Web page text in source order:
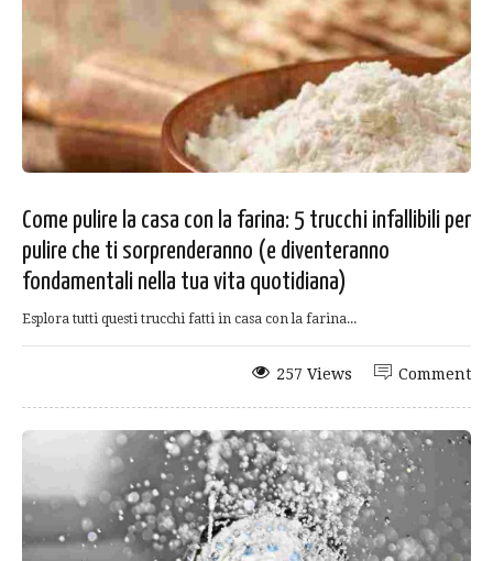
Come pulire la casa con la farina: 5 trucchi infallibili per
pulire che ti sorprenderanno (e diventeranno
fondamentali nella tua vita quotidiana)
Esplora tutti questi trucchi fatti in casa con la farina...
Comment
257 Views